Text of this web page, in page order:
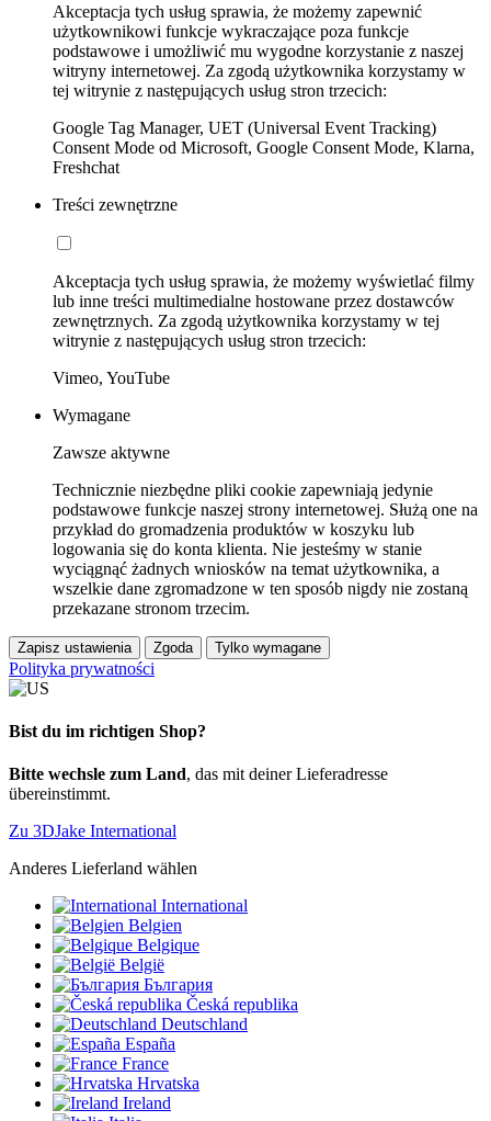
Akceptacja tych usług sprawia, że możemy zapewnić
użytkownikowi funkcje wykraczające poza funkcje
podstawowe i umożliwić mu wygodne korzystanie z naszej
witryny internetowej. Za zgodą użytkownika korzystamy w
tej witrynie z następujących usług stron trzecich:
Google Tag Manager, UET (Universal Event Tracking)
Consent Mode od Microsoft, Google Consent Mode, Klarna,
Freshchat
Treści zewnętrzne
Akceptacja tych usług sprawia, że możemy wyświetlać filmy
lub inne treści multimedialne hostowane przez dostawców
zewnętrznych. Za zgodą użytkownika korzystamy w tej
witrynie z następujących usług stron trzecich:
Vimeo, YouTube
Wymagane
Zawsze aktywne
Technicznie niezbędne pliki cookie zapewniają jedynie
podstawowe funkcje naszej strony internetowej. Służą one na
przykład do gromadzenia produktów w koszyku lub
logowania się do konta klienta. Nie jesteśmy w stanie
wyciągnąć żadnych wniosków na temat użytkownika, a
wszelkie dane zgromadzone w ten sposób nigdy nie zostaną
przekazane stronom trzecim.
Zapisz ustawienia Zgoda Tylko wymagane
Polityka prywatności
Bist du im richtigen Shop?
Bitte wechsle zum Land, das mit deiner Lieferadresse
übereinstimmt.
Zu 3DJake International
Anderes Lieferland wählen
International
Belgien
Belgique
België
България
Česká republika
Deutschland
España
France
Hrvatska
Ireland